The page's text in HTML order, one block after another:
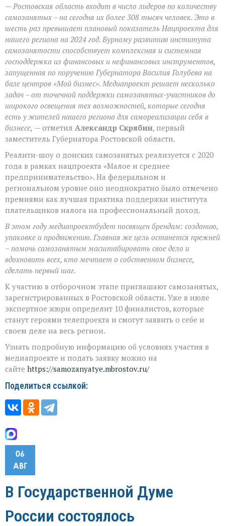
— Ростовская область входит в число лидеров по количеству
самозанятых – на сегодня их более 308 тысяч человек. Это в
шесть раз превышает плановый показатель Нацпроекта для
нашего региона на 2024 год. Бурному развитию института
самозанятости способствует комплексная и системная
господдержка из финансовых и нефинансовых инструментов,
запущенная по поручению Губернатора Василия Голубева на
базе центров «Мой бизнес». Медиапроект решает несколько
задач – от точечной поддержки самозанятых-участников до
широкого освещения тех возможностей, которые сегодня
есть у жителей нашего региона для самореализации себя в
бизнесе, — отметил Александр Скрябин, первый
заместитель Губернатора Ростовской области.
Реалити-шоу о донских самозанятых реализуется с 2020
года в рамках нацпроекта «Малое и среднее
предпринимательство». На федеральном и
региональном уровне оно неоднократно было отмечено
премиями как лучшая практика поддержки института
плательщиков налога на профессиональный доход.
В этом году медиапроектбудет посвящен брендам: созданию,
упаковке и продвижению. Главная же цель останется прежней
– помочь самозанятым масштабировать свое дело и
вдохновить всех, кто мечтает о собственном бизнесе,
сделать первый шаг.
К участию в отборочном этапе приглашают самозанятых,
зарегистрированных в Ростовской области. Уже в июле
экспертное жюри определит 10 финалистов, которые
станут героями телепроекта и смогут заявить о себе и
своем деле на весь регион.
Узнать подробную информацию об условиях участия в
медиапроекте и подать заявку можно на
сайте https://samozanyatye.mbrostov.ru/
Поделиться ссылкой:
06
АВГ
В Государственной Думе
России состоялось